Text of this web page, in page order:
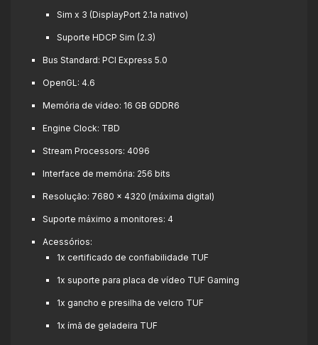
Sim x 3 (DisplayPort 2.1a nativo)
Suporte HDCP Sim (2.3)
Bus Standard: PCI Express 5.0
OpenGL: 4.6
Memória de vídeo: 16 GB GDDR6
Engine Clock: TBD
Stream Processors: 4096
Interface de memória: 256 bits
Resolução: 7680 x 4320 (máxima digital)
Suporte máximo a monitores: 4
Acessórios:
1x certificado de confiabilidade TUF
1x suporte para placa de vídeo TUF Gaming
1x gancho e presilha de velcro TUF
1x ímã de geladeira TUF